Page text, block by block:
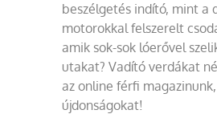
beszélgetés indító, mint a
motorokkal felszerelt
amik sok-sok lóerővel
utakat? Vadító verdákat
az online férfi
újdonságokat!